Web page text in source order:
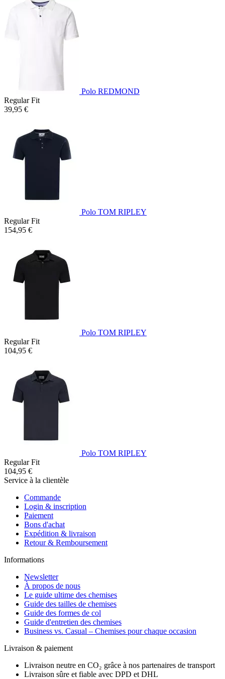
Polo REDMOND
Regular Fit
39,95 €
Polo TOM RIPLEY
Regular Fit
154,95 €
Polo TOM RIPLEY
Regular Fit
104,95 €
Polo TOM RIPLEY
Regular Fit
104,95 €
Service à la clientèle
Commande
Login & inscription
Paiement
Bons d'achat
Expédition & livraison
Retour & Remboursement
Informations
Newsletter
À propos de nous
Le guide ultime des chemises
Guide des tailles de chemises
Guide des formes de col
Guide d'entretien des chemises
Business vs. Casual – Chemises pour chaque occasion
Livraison & paiement
Livraison neutre en CO₂ grâce à nos partenaires de transport
Livraison sûre et fiable avec DPD et DHL